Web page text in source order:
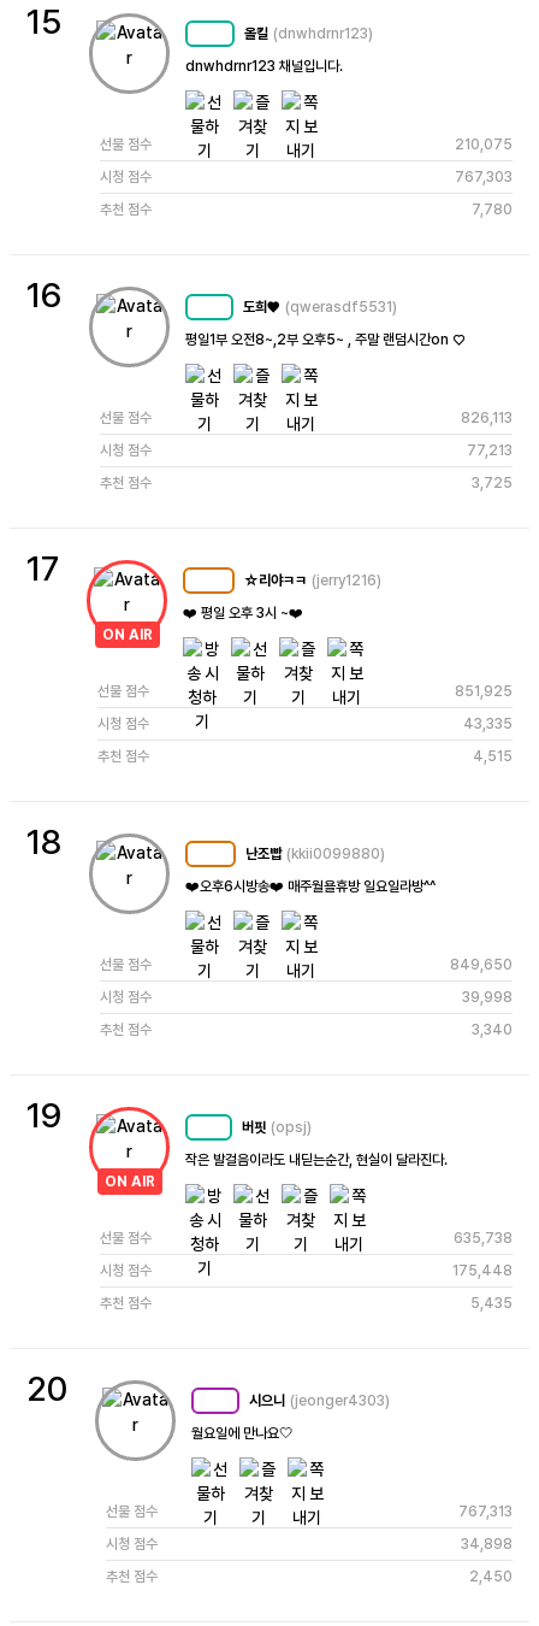
15 올킬 (dnwhdrnr123)
dnwhdrnr123 채널입니다.
선물 점수
210,075
시청 점수
767,303
추천 점수
7,780
16 도희♥ (qwerasdf5531)
평일1부 오전8~,2부 오후5~ , 주말 랜덤시간on ♡
선물 점수
826,113
시청 점수
77,213
추천 점수
3,725
17
ON AIR
☆리야ㅋㅋ (jerry1216)
❤️ 평일 오후 3시 ~❤️
선물 점수
851,925
시청 점수
43,335
추천 점수
4,515
18 난조빱 (kkii0099880)
❤️오후6시방송❤️ 매주월욜휴방 일요일라방^^
선물 점수
849,650
시청 점수
39,998
추천 점수
3,340
19
ON AIR
버핏 (opsj)
작은 발걸음이라도 내딛는순간, 현실이 달라진다.
선물 점수
635,738
시청 점수
175,448
추천 점수
5,435
20 시으니 (jeonger4303)
월요일에 만나요🤍
선물 점수
767,313
시청 점수
34,898
추천 점수
2,450